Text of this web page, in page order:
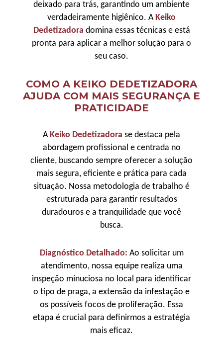
deixado para trás, garantindo um ambiente
verdadeiramente higiênico. AKeiko
Dedetizadora domina essas técnicas e está
pronta para aplicar a melhor solução para o
seu caso.
COMO A KEIKO DEDETIZADORA
AJUDA COM MAIS SEGURANÇA E
PRATICIDADE
AKeiko Dedetizadora se destaca pela
abordagem profissional e centrada no
cliente, buscando sempre oferecer a solução
mais segura, eficiente e prática para cada
situação. Nossa metodologia de trabalho é
estruturada para garantir resultados
duradouros e a tranquilidade que você
busca.
Diagnóstico Detalhado: Ao solicitar um
atendimento, nossa equipe realiza uma
inspeção minuciosa no local para identificar
o tipo de praga, a extensão da infestação e
os possíveis focos de proliferação. Essa
etapa é crucial para definirmos a estratégia
mais eficaz.